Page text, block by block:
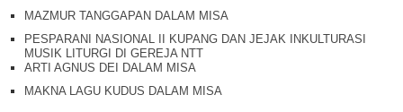
MAZMUR TANGGAPAN DALAM MISA
PESPARANI NASIONAL II KUPANG DAN JEJAK INKULTURASI
MUSIK LITURGI DI GEREJA NTT
ARTI AGNUS DEI DALAM MISA
MAKNA LAGU KUDUS DALAM MISA